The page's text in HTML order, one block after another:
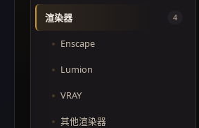
渲染器 4
Enscape
Lumion
VRAY
其他渲染器